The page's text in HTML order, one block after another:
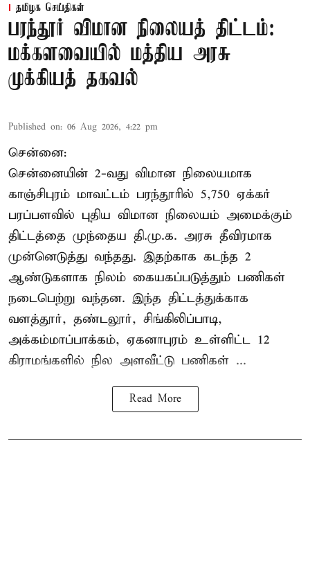
தமிழக செய்திகள்
பரந்தூர் விமான நிலையத் திட்டம்:
மக்களவையில் மத்திய அரசு
முக்கியத் தகவல்
Published on: 06 Aug 2026, 4:22 pm
சென்னை:
சென்னையின் 2-வது விமான நிலையமாக
காஞ்சிபுரம் மாவட்டம் பரந்தூரில் 5,750 ஏக்கர்
பரப்பளவில் புதிய விமான நிலையம் அமைக்கும்
திட்டத்தை முந்தைய தி.மு.க. அரசு தீவிரமாக
முன்னெடுத்து வந்தது. இதற்காக கடந்த 2
ஆண்டுகளாக நிலம் கையகப்படுத்தும் பணிகள்
நடைபெற்று வந்தன. இந்த திட்டத்துக்காக
வளத்தூர், தண்டலூர், சிங்கிலிப்பாடி,
அக்கம்மாப்பாக்கம், ஏகனாபுரம் உள்ளிட்ட 12
கிராமங்களில் நில அளவீட்டு பணிகள் ...
Read More